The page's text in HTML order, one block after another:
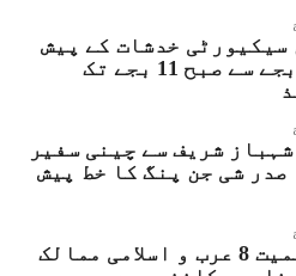
سیکیورٹی خدشات کے پیش
نظر شام 6 بجے سے صبح 11 بجے تک
شریف سے چینی سفیر
صدر شی جن پنگ کا خط پیش
پاکستان سمیت 8 عرب و اسلامی ممالک